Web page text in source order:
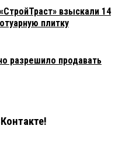
взыскали 14
плитку
разрешило продавать